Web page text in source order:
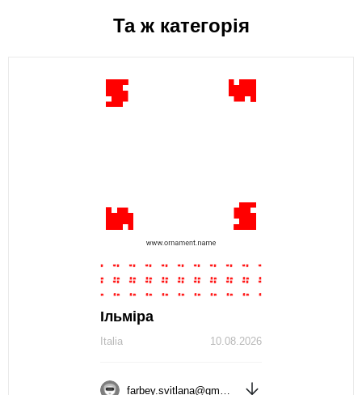
Та ж категорія
Ільміра
10.08.2026
Italia
farbey.svitlana@gmail.com